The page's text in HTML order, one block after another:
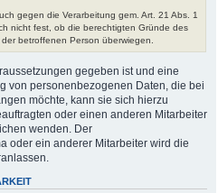
gegen die Verarbeitung gem. Art. 21 Abs. 1
nicht fest, ob die berechtigten Gründe des
betroffenen Person überwiegen.
gegeben ist und eine
von personenbezogenen Daten, die bei
möchte, kann sie sich hierzu
oder einen anderen Mitarbeiter
wenden. Der
oder ein anderer Mitarbeiter wird die